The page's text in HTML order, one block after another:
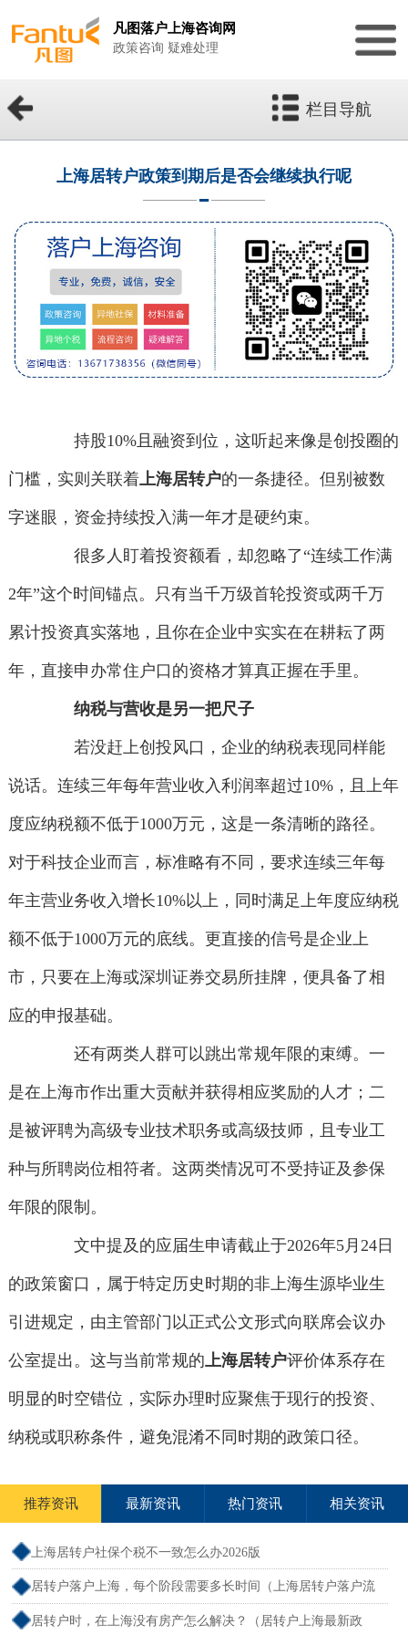
凡图落户上海咨询网
政策咨询 疑难处理
栏目导航
上海居转户政策到期后是否会继续执行呢
持股10%且融资到位，这听起来像是创投圈的
门槛，实则关联着上海居转户的一条捷径。但别被数
字迷眼，资金持续投入满一年才是硬约束。
很多人盯着投资额看，却忽略了“连续工作满
2年”这个时间锚点。只有当千万级首轮投资或两千万
累计投资真实落地，且你在企业中实实在在耕耘了两
年，直接申办常住户口的资格才算真正握在手里。
纳税与营收是另一把尺子
若没赶上创投风口，企业的纳税表现同样能
说话。连续三年每年营业收入利润率超过10%，且上年
度应纳税额不低于1000万元，这是一条清晰的路径。
对于科技企业而言，标准略有不同，要求连续三年每
年主营业务收入增长10%以上，同时满足上年度应纳税
额不低于1000万元的底线。更直接的信号是企业上
市，只要在上海或深圳证券交易所挂牌，便具备了相
应的申报基础。
还有两类人群可以跳出常规年限的束缚。一
是在上海市作出重大贡献并获得相应奖励的人才；二
是被评聘为高级专业技术职务或高级技师，且专业工
种与所聘岗位相符者。这两类情况可不受持证及参保
年限的限制。
文中提及的应届生申请截止于2026年5月24日
的政策窗口，属于特定历史时期的非上海生源毕业生
引进规定，由主管部门以正式公文形式向联席会议办
公室提出。这与当前常规的上海居转户评价体系存在
明显的时空错位，实际办理时应聚焦于现行的投资、
纳税或职称条件，避免混淆不同时期的政策口径。
推荐资讯 最新资讯 热门资讯 相关资讯
上海居转户社保个税不一致怎么办2026版
居转户落户上海，每个阶段需要多长时间（上海居转户落户流
程和周期）
居转户时，在上海没有房产怎么解决？（居转户上海最新政